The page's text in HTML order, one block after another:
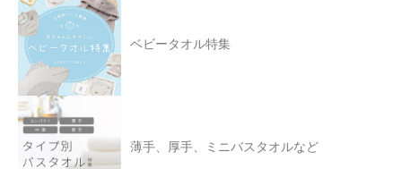
ベビータオル特集
薄手、厚手、ミニバスタオルなど